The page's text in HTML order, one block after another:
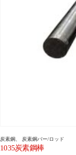
炭素鋼 炭素鋼バー/ロッド
1035炭素鋼棒